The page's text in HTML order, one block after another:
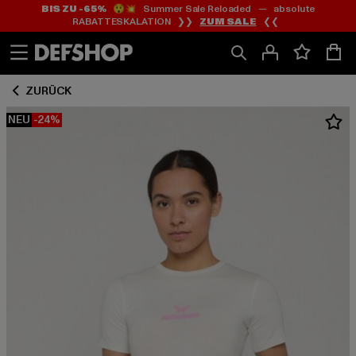
Zum
Inhalt
springen
Zum
Fußzeile
springen
BIS ZU -65%😲💥 Summer Sale Reloaded — absolute
RABATTESKALATION ❯❯ ZUM SALE ❮❮
ZURÜCK
NEU -24%